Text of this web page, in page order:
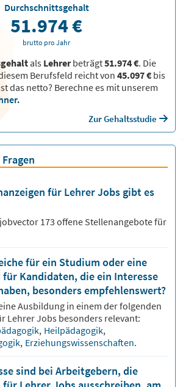
als Lehrerbeträgt51.974 €. Die
Berufsfeld reicht von 45.097 € bis
das netto? Berechne es mit unserem
Zur Gehaltsstudie
Durchschnittsgehalt
51.974 €
brutto pro Jahr
für Lehrer Jobs gibt es
173 offene Stellenangebote für
für ein Studium oder eine
Kandidaten, die ein Interesse
besonders empfehlenswert?
Ausbildung in einem der folgenden
LehrerJobs besonders relevant:
, Heilpädagogik,
, Erziehungswissenschaften.
sind bei Arbeitgebern, die